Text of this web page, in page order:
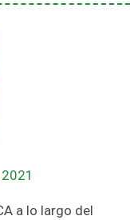
a lo largo del